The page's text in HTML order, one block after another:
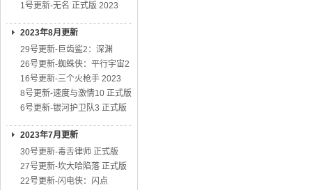
1号更新-无名 正式版 2023
2023年8月更新
29号更新-巨齿鲨2：深渊
26号更新-蜘蛛侠：平行宇宙2
16号更新-三个火枪手 2023
8号更新-速度与激情10 正式版
6号更新-银河护卫队3 正式版
2023年7月更新
30号更新-毒舌律师 正式版
27号更新-坎大哈陷落 正式版
22号更新-闪电侠：闪点